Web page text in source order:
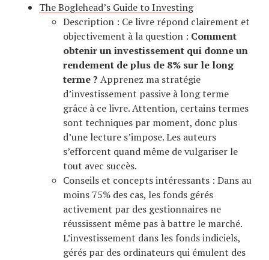
The Boglehead’s Guide to Investing
Description : Ce livre répond clairement et
objectivement à la question : Comment
obtenir un investissement qui donne un
rendement de plus de 8% sur le long
terme ? Apprenez ma stratégie
d’investissement passive à long terme
grâce à ce livre. Attention, certains termes
sont techniques par moment, donc plus
d’une lecture s’impose. Les auteurs
s’efforcent quand même de vulgariser le
tout avec succès.
Conseils et concepts intéressants : Dans au
moins 75% des cas, les fonds gérés
activement par des gestionnaires ne
réussissent même pas à battre le marché.
L’investissement dans les fonds indiciels,
gérés par des ordinateurs qui émulent des